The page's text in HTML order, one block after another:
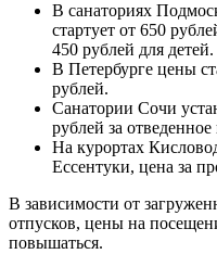
В санаториях
стартует от 650
450 рублей для детей.
В Петербурге цены
рублей.
Санатории Сочи
рублей за
На курортах
Ессентуки, цена за
В зависимости от
отпусков, цены на
повышаться.